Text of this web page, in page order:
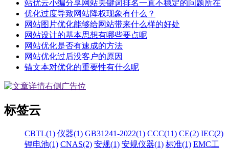
站优云小编分享网站关键词排名一直不稳定的问题所在
优化过度导致网站降权现象有什么？
网站图片优化能够给网站带来什么样的好处
网站设计的基本思想有哪些要点呢
网站优化是否有速成的方法
网站优化过后没客户的原因
锚文本对优化的重要性有什么呢
标签云
CBTL(1) 仪器(1) GB31241-2022(1) CCC(11) CE(2) IEC(2)
锂电池(1) CNAS(2) 安规(1) 安规仪器(1) 标准(1) EMC工